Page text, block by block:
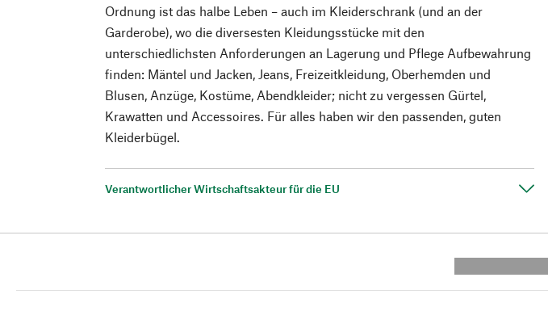
Ordnung ist das halbe Leben – auch im Kleiderschrank (und an der
Garderobe), wo die diversesten Kleidungsstücke mit den
unterschiedlichsten Anforderungen an Lagerung und Pflege Aufbewahrung
finden: Mäntel und Jacken, Jeans, Freizeitkleidung, Oberhemden und
Blusen, Anzüge, Kostüme, Abendkleider; nicht zu vergessen Gürtel,
Krawatten und Accessoires. Für alles haben wir den passenden, guten
Kleiderbügel.
Verantwortlicher Wirtschaftsakteur für die EU